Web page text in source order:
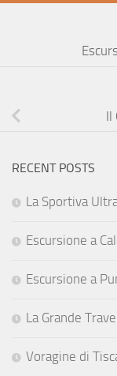
Il
RECENT POSTS
La Sportiva
Escursione a
Escursione a
La Grande
Voragine di